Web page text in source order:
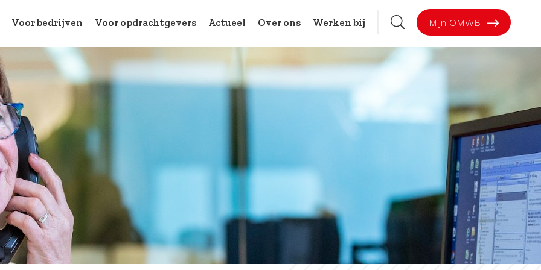
Voor bedrijven Voor opdrachtgevers Actueel Over ons Werken bij Mijn OMWB